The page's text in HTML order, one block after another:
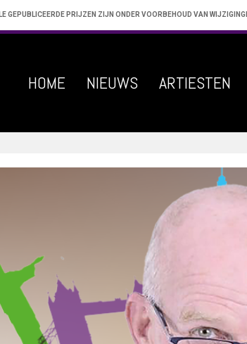
GEPUBLICEERDE PRIJZEN ZIJN ONDER VOORBEHOUD VAN
HOME NIEUWS ARTIESTEN